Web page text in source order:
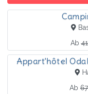
Ab
Appart'hôtel
Ab